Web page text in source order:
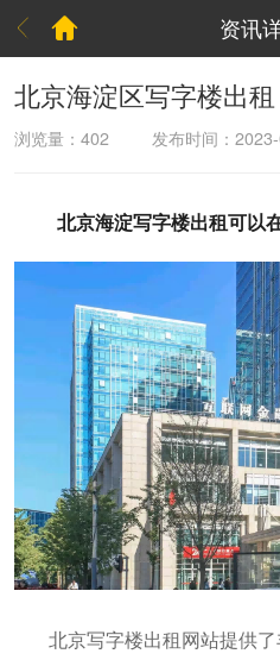
  资讯
北京海淀区写字楼出租
浏览量： 402 发布时间：
北京海淀写字楼出租可以
北京写字楼出租网站提供